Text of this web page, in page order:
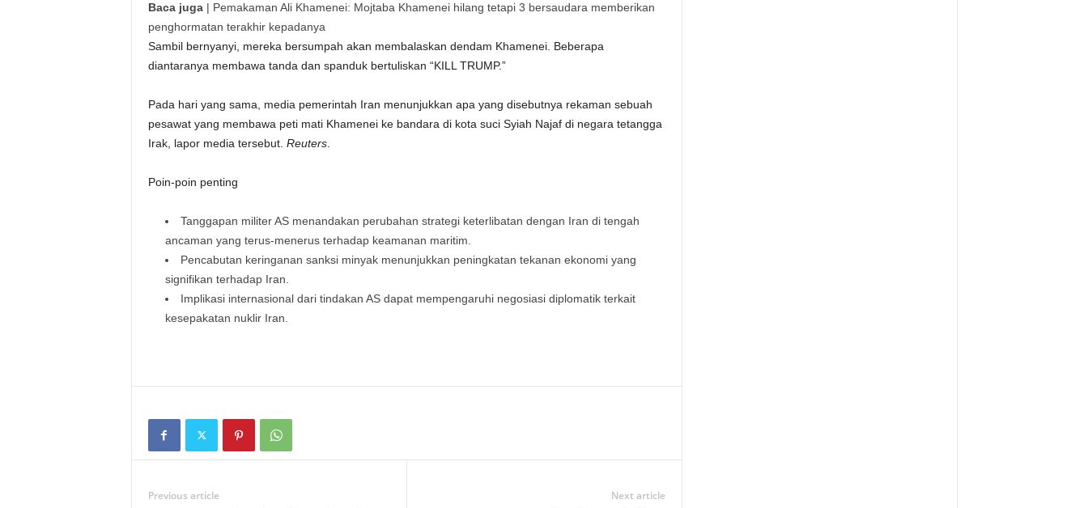
Baca juga | Pemakaman Ali Khamenei: Mojtaba Khamenei hilang tetapi 3 bersaudara memberikan
penghormatan terakhir kepadanya
Sambil bernyanyi, mereka bersumpah akan membalaskan dendam Khamenei. Beberapa
diantaranya membawa tanda dan spanduk bertuliskan “KILL TRUMP.”
Pada hari yang sama, media pemerintah Iran menunjukkan apa yang disebutnya rekaman sebuah
pesawat yang membawa peti mati Khamenei ke bandara di kota suci Syiah Najaf di negara tetangga
Irak, lapor media tersebut. Reuters.
Poin-poin penting
Tanggapan militer AS menandakan perubahan strategi keterlibatan dengan Iran di tengah
ancaman yang terus-menerus terhadap keamanan maritim.
Pencabutan keringanan sanksi minyak menunjukkan peningkatan tekanan ekonomi yang
signifikan terhadap Iran.
Implikasi internasional dari tindakan AS dapat mempengaruhi negosiasi diplomatik terkait
kesepakatan nuklir Iran.
Previous article Next article